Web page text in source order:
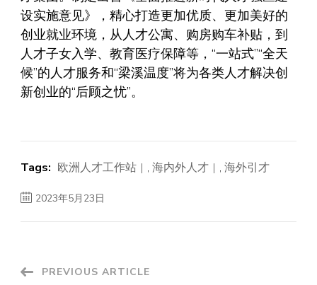
设实施意见》，精心打造更加优质、更加美好的
创业就业环境，从人才公寓、购房购车补贴，到
人才子女入学、教育医疗保障等，“一站式”“全天
候”的人才服务和“梁溪温度”将为各类人才解决创
新创业的“后顾之忧”。
Tags: 欧洲人才工作站 , 海内外人才 , 海外引才
2023年5月23日
PostPREVIOUS ARTICLE